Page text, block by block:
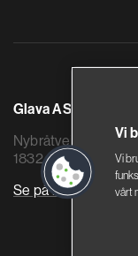
Glava AS
Nybråtveien 2
1832 Askim
Se på kart
Vi
Vi
vårt